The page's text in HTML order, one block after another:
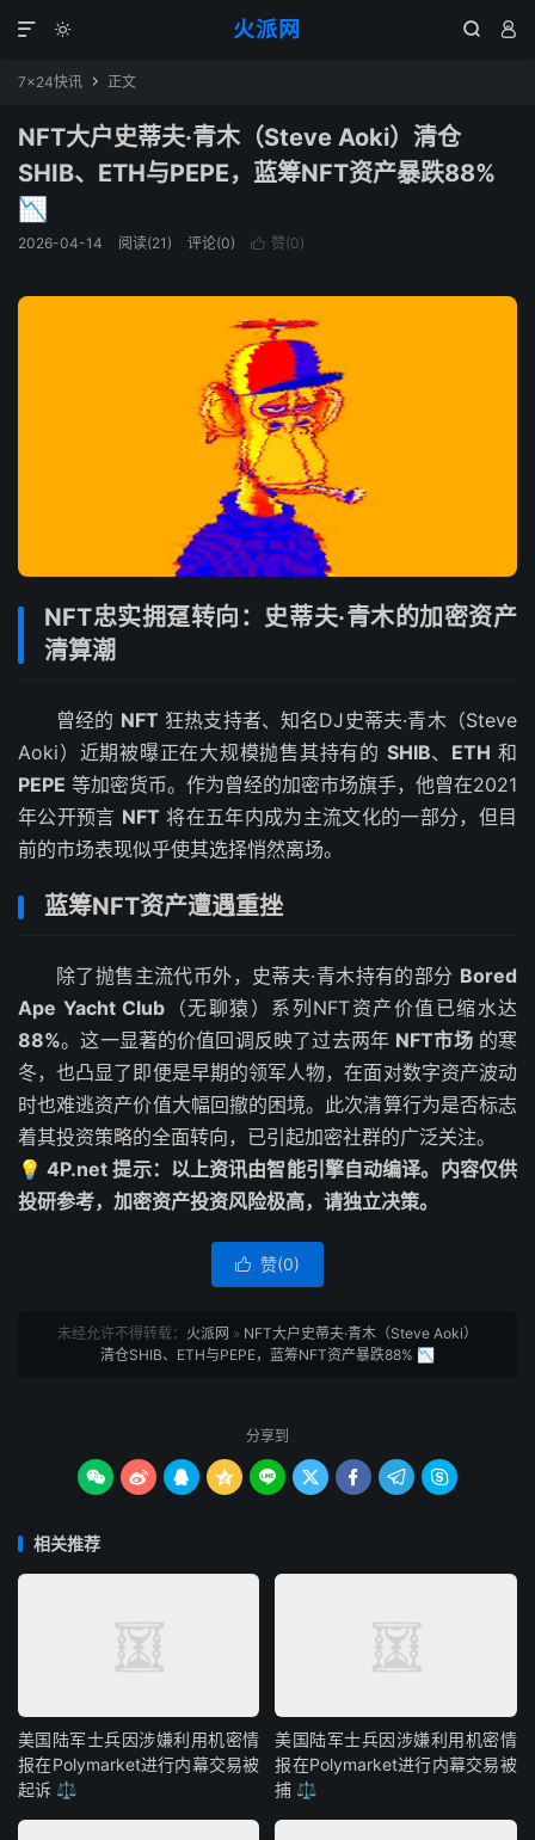
火派网
  

7×24快讯  正文
NFT大户史蒂夫·青木（Steve Aoki）清仓
SHIB、ETH与PEPE，蓝筹NFT资产暴跌88%
📉
2026-04-14 阅读(21) 评论(0)  赞(0)
NFT忠实拥趸转向：史蒂夫·青木的加密资产
清算潮
曾经的 NFT 狂热支持者、知名DJ史蒂夫·青木（Steve
Aoki）近期被曝正在大规模抛售其持有的 SHIB、 ETH 和
PEPE 等加密货币。作为曾经的加密市场旗手，他曾在2021
年公开预言 NFT 将在五年内成为主流文化的一部分，但目
前的市场表现似乎使其选择悄然离场。
蓝筹NFT资产遭遇重挫
除了抛售主流代币外，史蒂夫·青木持有的部分 Bored
Ape Yacht Club （无聊猿）系列NFT资产价值已缩水达
88%。这一显著的价值回调反映了过去两年 NFT市场的寒
冬，也凸显了即便是早期的领军人物，在面对数字资产波动
时也难逃资产价值大幅回撤的困境。此次清算行为是否标志
着其投资策略的全面转向，已引起加密社群的广泛关注。
💡 4P.net 提示：以上资讯由智能引擎自动编译。内容仅供
投研参考，加密资产投资风险极高，请独立决策。
 赞(0)
未经允许不得转载： 火派网 » NFT大户史蒂夫·青木（Steve Aoki）
清仓SHIB、ETH与PEPE，蓝筹NFT资产暴跌88% 📉
分享到
        
相关推荐
美国陆军士兵因涉嫌利用机密情
报在Polymarket进行内幕交易被
起诉 ⚖️
美国陆军士兵因涉嫌利用机密情
报在Polymarket进行内幕交易被
捕 ⚖️